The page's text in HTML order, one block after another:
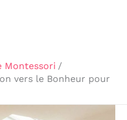
Montessori
vers le Bonheur pour